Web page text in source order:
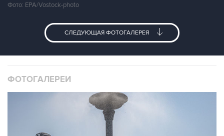
Фото: EPA/Vostock-photo
СЛЕДУЮЩАЯ ФОТОГАЛЕРЕЯ
ФОТОГАЛЕРЕИ